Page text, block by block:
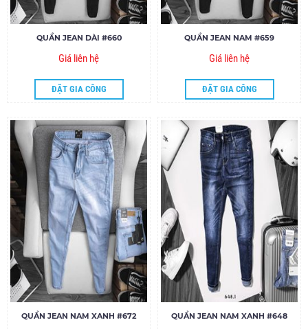
QUẦN JEAN DÀI #660
Giá liên hệ
ĐẶT GIA CÔNG
QUẦN JEAN NAM #659
Giá liên hệ
ĐẶT GIA CÔNG
QUẦN JEAN NAM XANH #672 QUẦN JEAN NAM XANH #648